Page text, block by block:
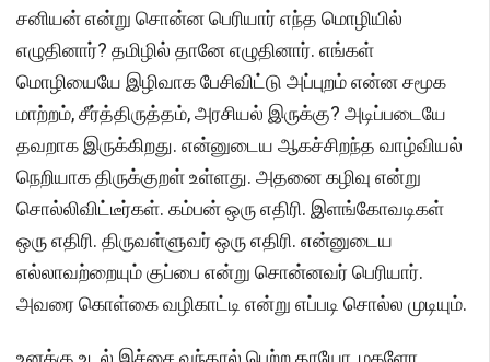
சனியன் என்று சொன்ன பெரியார் எந்த மொழியில்
எழுதினார்? தமிழில் தானே எழுதினார். எங்கள்
மொழியையே இழிவாக பேசிவிட்டு அப்புறம் என்ன சமூக
மாற்றம், சீர்த்திருத்தம், அரசியல் இருக்கு? அடிப்படையே
தவறாக இருக்கிறது. என்னுடைய ஆகச்சிறந்த வாழ்வியல்
நெறியாக திருக்குறள் உள்ளது. அதனை கழிவு என்று
சொல்லிவிட்டீர்கள். கம்பன் ஒரு எதிரி. இளங்கோவடிகள்
ஒரு எதிரி. திருவள்ளுவர் ஒரு எதிரி. என்னுடைய
எல்லாவற்றையும் குப்பை என்று சொன்னவர் பெரியார்.
அவரை கொள்கை வழிகாட்டி என்று எப்படி சொல்ல முடியும்.
உனக்கு உடல் இச்சை வந்தால் பெற்ற தாயோ, மகளோ,